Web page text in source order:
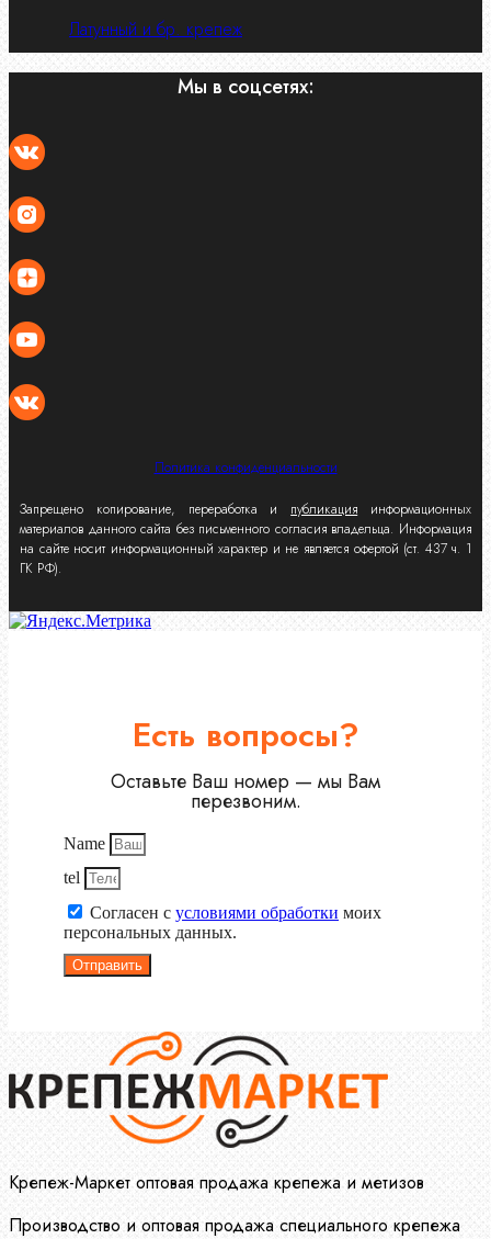
Латунный и бр. крепеж
Мы в соцсетях:
Политика конфиденциальности
Запрещено копирование, переработка и публикация информационных
материалов данного сайта без письменного согласия владельца. Информация
на сайте носит информационный характер и не является офертой (ст. 437 ч. 1
ГК РФ).
Есть вопросы?
Оставьте Ваш номер — мы Вам
перезвоним.
Name
tel
Согласен с условиями обработки моих
персональных данных.
Отправить
Крепеж-Маркет оптовая продажа крепежа и метизов
Производство и оптовая продажа специального крепежа